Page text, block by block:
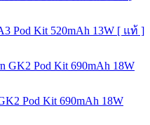
Pod Kit 520mAh 13W [ แท้ ]
Pod Kit 690mAh 18W